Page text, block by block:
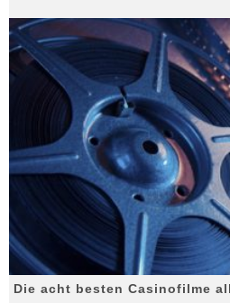
Die acht besten Casinofilme